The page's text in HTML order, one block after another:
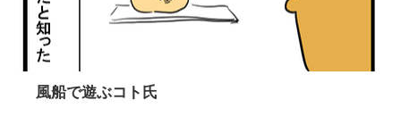
風船で遊ぶコト氏